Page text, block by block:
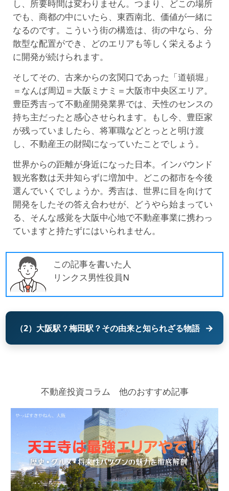
し、所要時間は変わりません。つまり、どこの場所
でも、商都の中にいたら、東西南北、価値が一緒に
なるのです。こういう街の構造は、街の中なら、分
散型な配置ができ、どのエリアも等しく栄えるよう
に開発が続けられます。
そしてその、古来からの玄関口であった「道頓堀」
＝なんば周辺＝大阪ミナミ＝大阪市中央区エリア。
豊臣秀吉って不動産開発業界では、天性のセンスの
持ち主だったと感心させられます。もし今、豊臣家
が残っていましたら、将軍職などとっとと明け渡
し、不動産王の財閥になっていたことでしょう。
世界からの距離が身近になった日本。インバウンド
観光客数は天井知らずに増加中。どこの都市を今後
選んでいくでしょうか。秀吉は、世界に目を向けて
開発をしたその答え合わせが、どうやら始まってい
る、そんな感覚を大阪中心地で不動産事業に携わっ
ていますと持たずにはいられません。
この記事を書いた人
リンクス男性役員N
（2）大阪駅？梅田駅？その由来と知られざる物語 →
不動産投資コラム 他のおすすめ記事